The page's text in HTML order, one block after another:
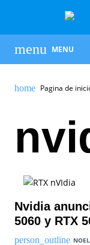
MENU
Pagina de
Nvidia
5060 y RTX